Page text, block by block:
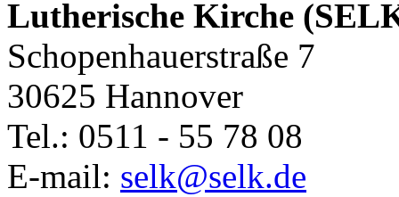
Lutherische Kirche
Schopenhauerstraße 7
30625 Hannover
Tel.: 0511 - 55 78 08
E-mail: selk@selk.de